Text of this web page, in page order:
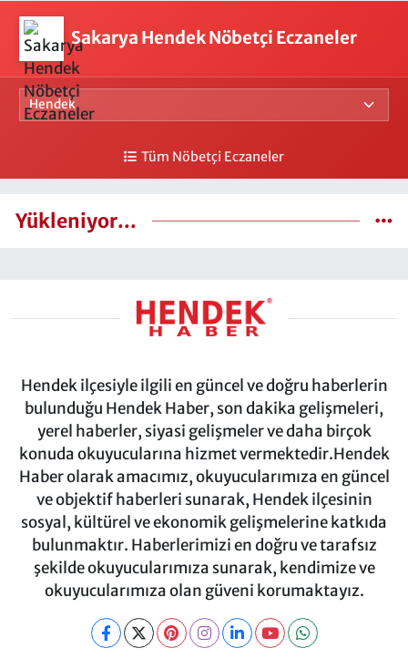
Sakarya Hendek Nöbetçi Eczaneler
Tüm Nöbetçi Eczaneler
Yükleniyor...
Hendek ilçesiyle ilgili en güncel ve doğru haberlerin
bulunduğu Hendek Haber, son dakika gelişmeleri,
yerel haberler, siyasi gelişmeler ve daha birçok
konuda okuyucularına hizmet vermektedir.Hendek
Haber olarak amacımız, okuyucularımıza en güncel
ve objektif haberleri sunarak, Hendek ilçesinin
sosyal, kültürel ve ekonomik gelişmelerine katkıda
bulunmaktır. Haberlerimizi en doğru ve tarafsız
şekilde okuyucularımıza sunarak, kendimize ve
okuyucularımıza olan güveni korumaktayız.